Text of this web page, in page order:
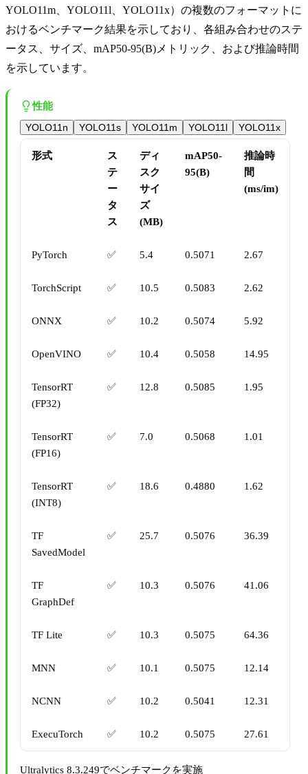
YOLO11m、YOLO11l、YOLO11x）の複数のフォーマットに
おけるベンチマーク結果を示しており、各組み合わせのステ
ータス、サイズ、mAP50-95(B)メトリック、および推論時間
を示しています。
性能
YOLO11n
YOLO11s YOLO11m YOLO11l YOLO11x
形式
ス
テ
ー
タ
ス
ディ
スク
サイ
ズ
(MB)
mAP50-
95(B)
推論時
間
(ms/im)
PyTorch ✅ 5.4 0.5071 2.67
TorchScript ✅ 10.5 0.5083 2.62
ONNX ✅ 10.2 0.5074 5.92
OpenVINO ✅ 10.4 0.5058 14.95
TensorRT
(FP32)
✅ 12.8 0.5085 1.95
TensorRT
(FP16)
✅ 7.0 0.5068 1.01
TensorRT
(INT8)
✅ 18.6 0.4880 1.62
TF
SavedModel
✅ 25.7 0.5076 36.39
TF
GraphDef
✅ 10.3 0.5076 41.06
TF Lite ✅ 10.3 0.5075 64.36
MNN ✅ 10.1 0.5075 12.14
NCNN ✅ 10.2 0.5041 12.31
ExecuTorch ✅ 10.2 0.5075 27.61
Ultralytics 8.3.249でベンチマークを実施